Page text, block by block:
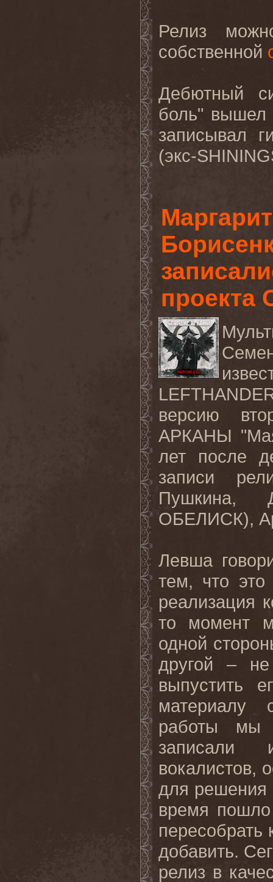
Релиз
собственной
Дебютный
боль" вышел
записывал
(экс-
версию
АРКАНЫ
лет после
записи
Пушкина,
ОБЕЛИСК),
Левша
тем, что это
реализация
то момент
одной
другой –
выпустить
материалу
работы мы
записали
вокалистов,
для решения
время пошло
пересобрать
добавить.
релиз в